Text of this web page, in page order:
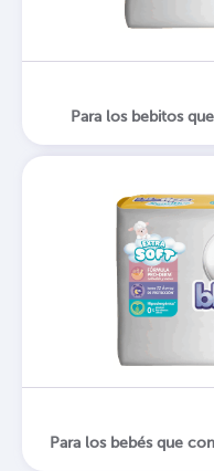
Para los bebitos
Para los bebés que